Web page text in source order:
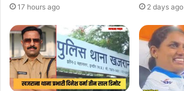
17 hours ago 2 days ago